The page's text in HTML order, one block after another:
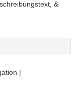
&
|